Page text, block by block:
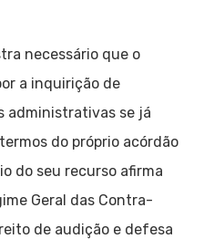
necessário que o
a inquirição de
administrativas se já
do próprio acórdão
do seu recurso afirma
Geral das Contra-
de audição e defesa